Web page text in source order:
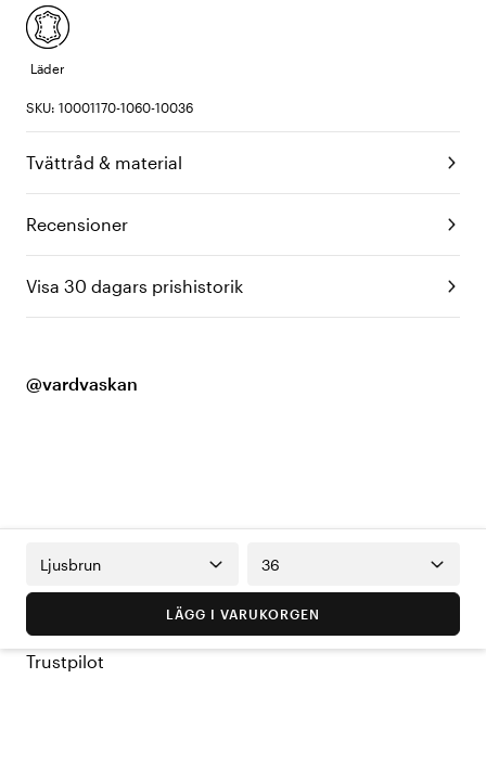
Läder
SKU: 10001170-1060-10036
Tvättråd & material
Recensioner
Visa 30 dagars prishistorik
@vardvaskan
Ljusbrun 36
LÄGG I VARUKORGEN
Trustpilot